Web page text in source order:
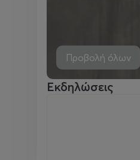
Προβολή όλων
Εκδηλώσεις